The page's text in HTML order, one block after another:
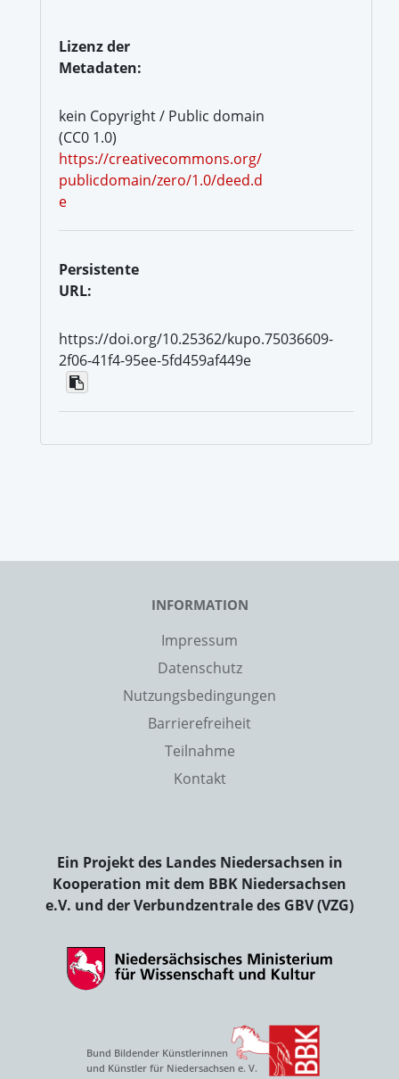
Lizenz der
Metadaten:
kein Copyright / Public domain
(CC0 1.0)
https://creativecommons.org/
publicdomain/zero/1.0/deed.d
e
Persistente
URL:
https://doi.org/10.25362/kupo.75036609-
2f06-41f4-95ee-5fd459af449e
INFORMATION
Impressum
Datenschutz
Nutzungsbedingungen
Barrierefreiheit
Teilnahme
Kontakt
Ein Projekt des Landes Niedersachsen in
Kooperation mit dem BBK Niedersachsen
e.V. und der Verbundzentrale des GBV (VZG)
Bund Bildender Künstlerinnen
und Künstler für Niedersachsen e. V.